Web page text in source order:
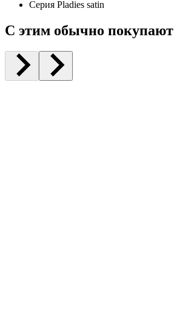
Серия Pladies satin
С этим обычно покупают